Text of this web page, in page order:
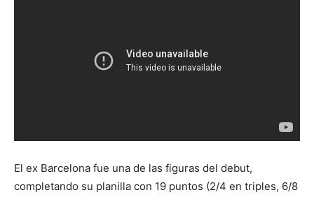
El ex Barcelona fue una de las figuras del debut,
completando su planilla con 19 puntos (2/4 en triples, 6/8